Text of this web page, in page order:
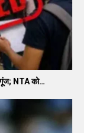
गूंज; NTA को…